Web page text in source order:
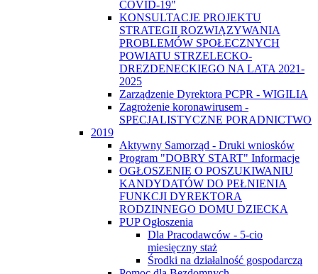
COVID-19"
KONSULTACJE PROJEKTU
STRATEGII ROZWIĄZYWANIA
PROBLEMÓW SPOŁECZNYCH
POWIATU STRZELECKO-
DREZDENECKIEGO NA LATA 2021-
2025
Zarządzenie Dyrektora PCPR - WIGILIA
Zagrożenie koronawirusem -
SPECJALISTYCZNE PORADNICTWO
2019
Aktywny Samorząd - Druki wniosków
Program "DOBRY START" Informacje
OGŁOSZENIE O POSZUKIWANIU
KANDYDATÓW DO PEŁNIENIA
FUNKCJI DYREKTORA
RODZINNEGO DOMU DZIECKA
PUP Ogłoszenia
Dla Pracodawców - 5-cio
miesięczny staż
Środki na działalność gospodarczą